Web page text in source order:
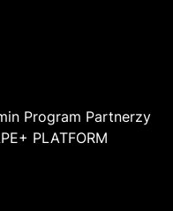
Program Partnerzy
PLATFORM